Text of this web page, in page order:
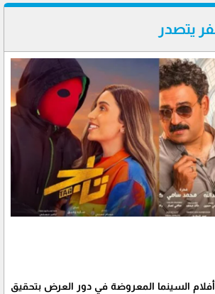
يتصدر
السينما المعروضة في دور العرض بتحقيق